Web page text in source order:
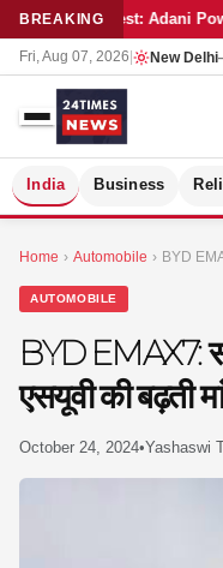
BREAKINGLatest: Adani
Fri, Aug 07, 2026 New Delhi
India Business
Home › Automobile › BYD
AUTOMOBILE
BYD EMAX7:
एसयूवी की बढ़ती
October 24, 2024•Yashaswi